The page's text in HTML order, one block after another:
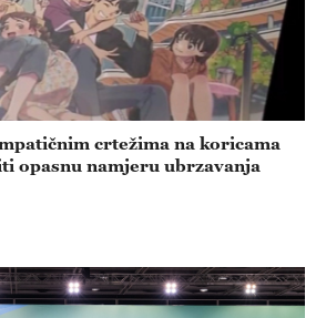
crtežima na koricama
opasnu namjeru ubrzavanja